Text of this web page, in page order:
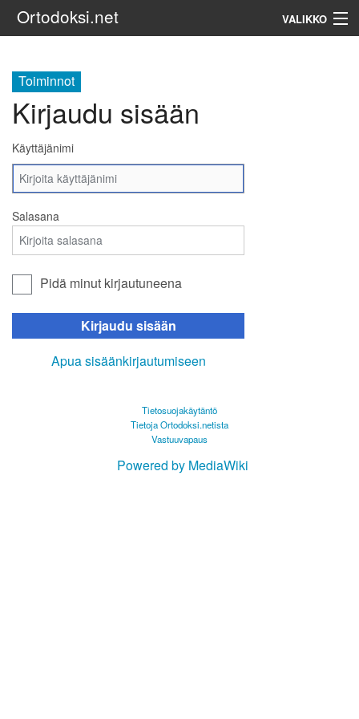
Ortodoksi.net VALIKKO
Toiminnot
Kirjaudu sisään
Käyttäjänimi
Salasana
Pidä minut kirjautuneena
Kirjaudu sisään
Apua sisäänkirjautumiseen
Tietosuojakäytäntö
Tietoja Ortodoksi.netista
Vastuuvapaus
Powered by MediaWiki